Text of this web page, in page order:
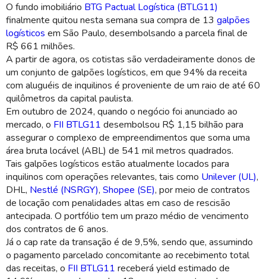
Ativos quitados do BTLG11 somam ABL de 541 mil metros quadrados
(Imagem: Divulgação/BTG Pactual)
O fundo imobiliário BTG Pactual Logística (BTLG11)
finalmente quitou nesta semana sua compra de 13 galpões
logísticos em São Paulo, desembolsando a parcela final de
R$ 661 milhões.
A partir de agora, os cotistas são verdadeiramente donos de
um conjunto de galpões logísticos, em que 94% da receita
com aluguéis de inquilinos é proveniente de um raio de até 60
quilômetros da capital paulista.
Em outubro de 2024, quando o negócio foi anunciado ao
mercado, o FII BTLG11 desembolsou R$ 1,15 bilhão para
assegurar o complexo de empreendimentos que soma uma
área bruta locável (ABL) de 541 mil metros quadrados.
Tais galpões logísticos estão atualmente locados para
inquilinos com operações relevantes, tais como Unilever (UL),
DHL, Nestlé (NSRGY), Shopee (SE), por meio de contratos
de locação com penalidades altas em caso de rescisão
antecipada. O portfólio tem um prazo médio de vencimento
dos contratos de 6 anos.
Já o cap rate da transação é de 9,5%, sendo que, assumindo
o pagamento parcelado concomitante ao recebimento total
das receitas, o FII BTLG11 receberá yield estimado de